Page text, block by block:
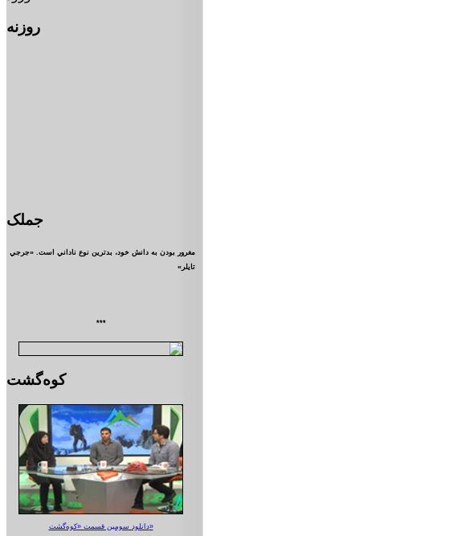
روزنه
جملک
مغرور بودن به دانش خود، بدترين نوع ناداني است. «جرجي
تايلر»
***
کوه‌گشت
دانلود سومین قسمت «کوه‌گشت»